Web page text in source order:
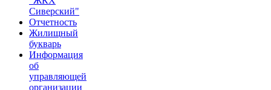
Сиверский"
Отчетность
Жилищный
букварь
Информация
об
управляющей
организации